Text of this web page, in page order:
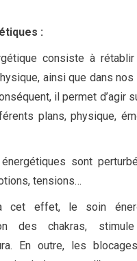
:
consiste à rétablir
ainsi que dans
il permet d’agir
plans, physique,
sont
tensions…
cet effet, le soin
des chakras,
En outre, les